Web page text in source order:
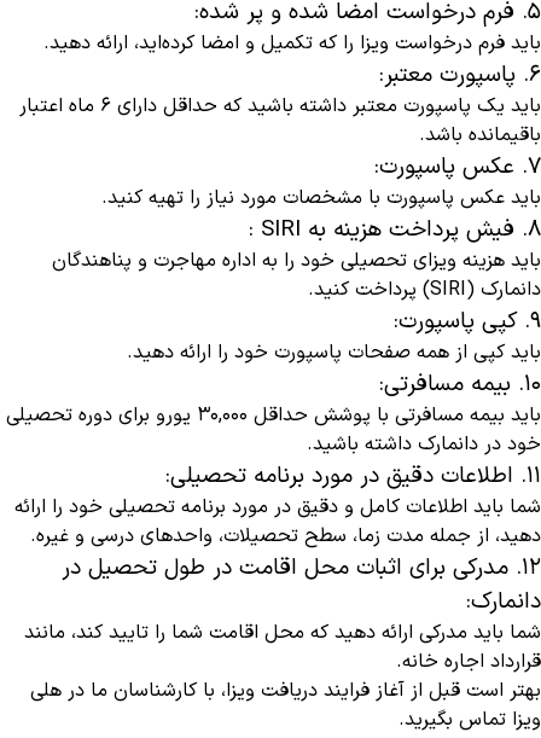
۵. فرم درخواست امضا شده و پر شده:
باید فرم درخواست ویزا را که تکمیل و امضا کرده‌اید، ارائه دهید.
۶. پاسپورت معتبر:
باید یک پاسپورت معتبر داشته باشید که حداقل دارای ۶ ماه اعتبار
باقیمانده باشد.
۷. عکس پاسپورت:
باید عکس پاسپورت با مشخصات مورد نیاز را تهیه کنید.
۸. فیش پرداخت هزینه به SIRI :
باید هزینه ویزای تحصیلی خود را به اداره مهاجرت و پناهندگان
دانمارک (SIRI) پرداخت کنید.
۹. کپی پاسپورت:
باید کپی از همه صفحات پاسپورت خود را ارائه دهید.
۱۰. بیمه مسافرتی:
باید بیمه مسافرتی با پوشش حداقل ۳۰,۰۰۰ یورو برای دوره تحصیلی
خود در دانمارک داشته باشید.
۱۱. اطلاعات دقیق در مورد برنامه تحصیلی:
شما باید اطلاعات کامل و دقیق در مورد برنامه تحصیلی خود را ارائه
دهید، از جمله مدت زما، سطح تحصیلات، واحدهای درسی و غیره.
۱۲. مدرکی برای اثبات محل اقامت در طول تحصیل در
دانمارک:
شما باید مدرکی ارائه دهید که محل اقامت شما را تایید کند، مانند
قرارداد اجاره خانه.
بهتر است قبل از آغاز فرایند دریافت ویزا، با کارشناسان ما در هلی
ویزا تماس بگیرید.